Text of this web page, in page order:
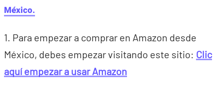
México.
1. Para empezar a comprar en Amazon desde
México, debes empezar visitando este sitio: Clic
aquí empezar a usar Amazon